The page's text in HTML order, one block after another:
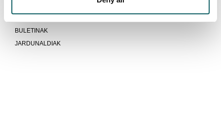
BULETINAK
JARDUNALDIAK